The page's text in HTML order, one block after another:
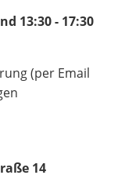
13:30 - 17:30
(per Email
14